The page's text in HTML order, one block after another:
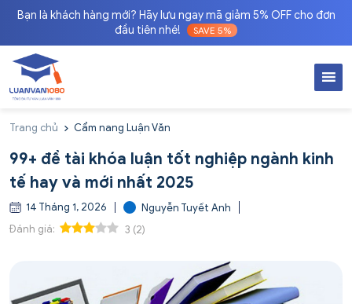
Bạn là khách hàng mới? Hãy lưu ngay mã giảm 5% OFF cho đơn
đầu tiên nhé!
SAVE 5%
Trang chủ Cẩm nang Luận Văn
99+ đề tài khóa luận tốt nghiệp ngành kinh
tế hay và mới nhất 2025
14 Tháng 1, 2026
Nguyễn Tuyết Anh
Đánh giá:
3 (2)